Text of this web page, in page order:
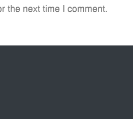
the next time I comment.